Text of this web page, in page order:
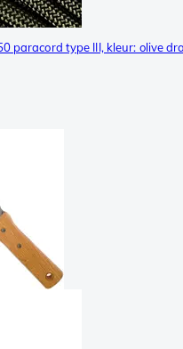
paracord type III, kleur: olive